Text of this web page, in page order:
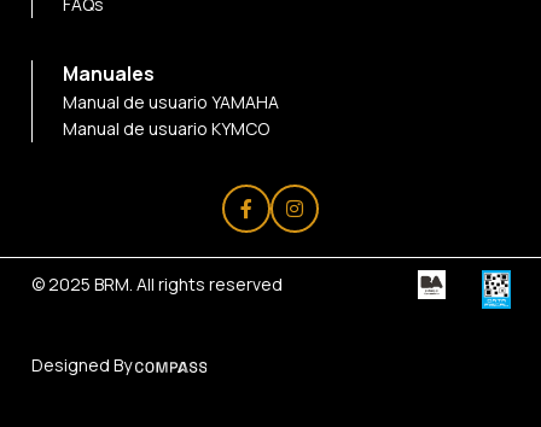
FAQs
Manuales
Manual de usuario YAMAHA
Manual de usuario KYMCO
© 2025 BRM. All rights reserved
Designed By